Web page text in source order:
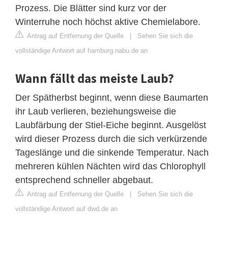
Prozess. Die Blätter sind kurz vor der
Winterruhe noch höchst aktive Chemielabore.
Antrag auf Entfernung der Quelle | Sehen Sie sich die
vollständige Antwort auf hamburg.nabu.de an
Wann fällt das meiste Laub?
Der Spätherbst beginnt, wenn diese Baumarten
ihr Laub verlieren, beziehungsweise die
Laubfärbung der Stiel-Eiche beginnt. Ausgelöst
wird dieser Prozess durch die sich verkürzende
Tageslänge und die sinkende Temperatur. Nach
mehreren kühlen Nächten wird das Chlorophyll
entsprechend schneller abgebaut.
Antrag auf Entfernung der Quelle | Sehen Sie sich die
vollständige Antwort auf dwd.de an